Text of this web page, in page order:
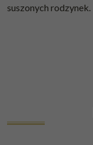
suszonych rodzynek.